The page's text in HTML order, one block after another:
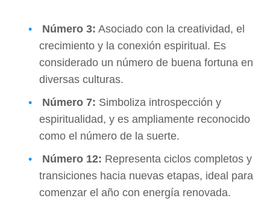
Número 3: Asociado con la creatividad, el
crecimiento y la conexión espiritual. Es
considerado un número de buena fortuna en
diversas culturas.
Número 7: Simboliza introspección y
espiritualidad, y es ampliamente reconocido
como el número de la suerte.
Número 12: Representa ciclos completos y
transiciones hacia nuevas etapas, ideal para
comenzar el año con energía renovada.